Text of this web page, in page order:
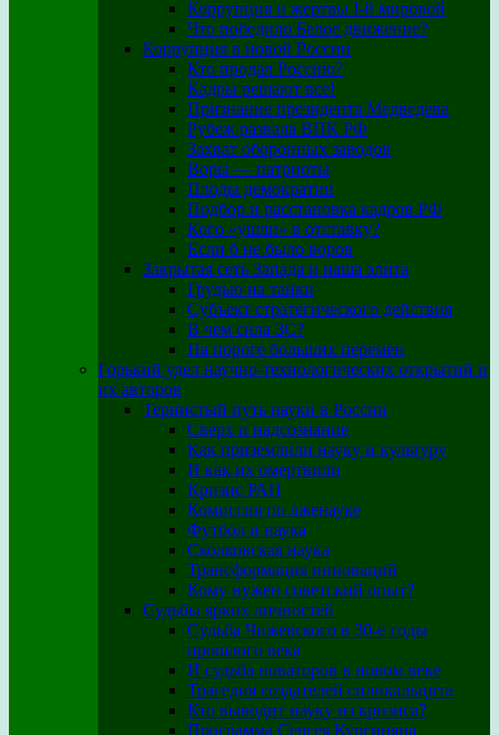
Коррупция и жертвы I-й мировой
Что победило Белое движение?
Коррупция в новой России
Кто продал Россию?
Кадры решают все!
Признание президента Медведева
Рубеж развала ВПК РФ
Захват оборонных заводов
Воры — патриоты
Плоды демократии
Подбор и расстановка кадров РФ
Кого «ушли» в отставку?
Если б не было воров
Закрытая сеть Запада и наша элита
Грудью на танки
Субъект стратегического действия
В чем сила ЗС?
На пороге больших перемен
Горький удел научно-технологических открытий и
их авторов
Тернистый путь науки в России
Сверх и надсознание
Как приземлили науку и культуру
И как их омертвили
Кризис РАН
Комиссия по лженауке
Футбол и наука
Сколковская наука
Трансформация инноваций
Кому нужен советский опыт?
Судьбы ярких личностей
Судьба Чижевского в 30-е годы
прошлого века
И судьба новаторов в новом веке
Трагедия создателей силикальцита
Кто выводит науку из кризиса?
Программа Сергея Кургиняна